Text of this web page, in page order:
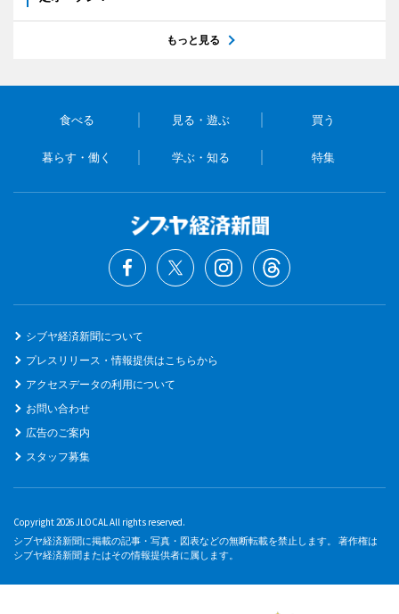
もっと見る
食べる 見る・遊ぶ 買う
暮らす・働く 学ぶ・知る 特集
シブヤ経済新聞について
プレスリリース・情報提供はこちらから
アクセスデータの利用について
お問い合わせ
広告のご案内
スタッフ募集
Copyright 2026 JLOCAL All rights reserved.
シブヤ経済新聞に掲載の記事・写真・図表などの無断転載を禁止します。 著作権は
シブヤ経済新聞またはその情報提供者に属します。